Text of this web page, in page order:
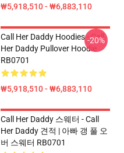
₩5,918,510 - ₩6,883,110
Call Her Daddy Hoodies - Call
Her Daddy Pullover Hoodie
RB0701
₩5,918,510 - ₩6,883,110
-20%
Call Her Daddy 스웨터 - Call
Her Daddy 견적 | 아빠 갱 풀 오
버 스웨터 RB0701